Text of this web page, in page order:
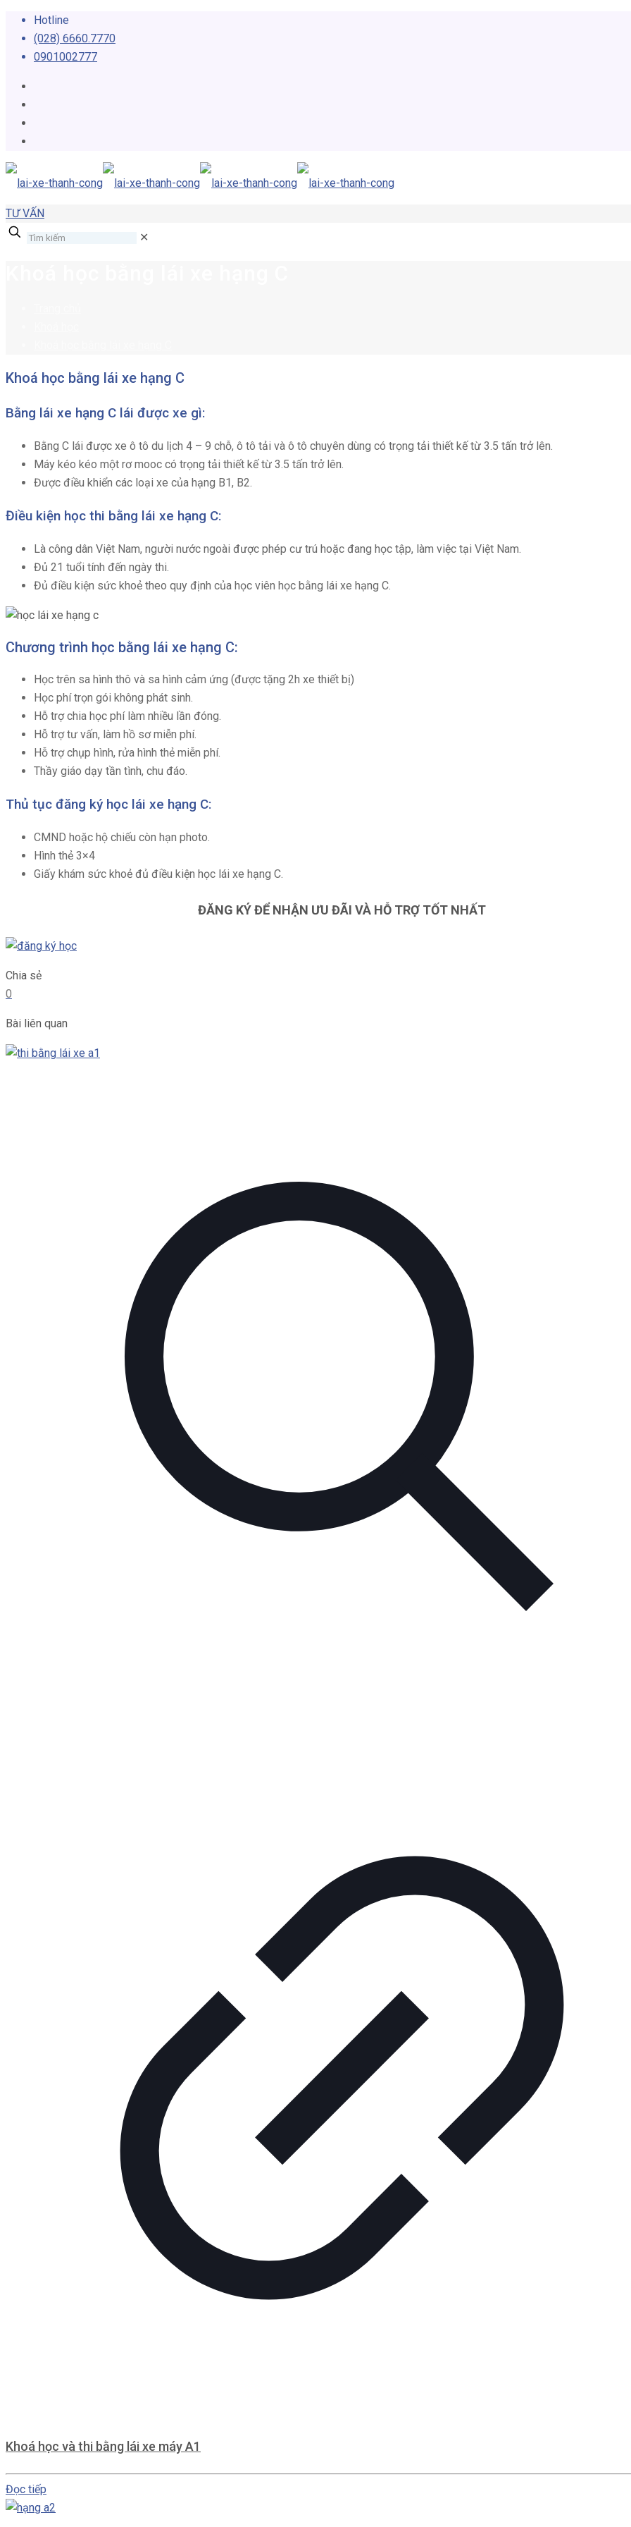
Hotline
(028) 6660.7770
0901002777
TƯ VẤN
✕
Khoá học bằng lái xe hạng C
Bằng lái xe hạng C lái được xe gì:
Bằng C lái được xe ô tô du lịch 4 – 9 chỗ, ô tô tải và ô tô chuyên dùng có trọng tải thiết kế từ 3.5 tấn trở lên.
Máy kéo kéo một rơ mooc có trọng tải thiết kế từ 3.5 tấn trở lên.
Được điều khiển các loại xe của hạng B1, B2.
Điều kiện học thi bằng lái xe hạng C:
Là công dân Việt Nam, người nước ngoài được phép cư trú hoặc đang học tập, làm việc tại Việt Nam.
Đủ 21 tuổi tính đến ngày thi.
Đủ điều kiện sức khoẻ theo quy định của học viên học bằng lái xe hạng C.
Chương trình học bằng lái xe hạng C:
Học trên sa hình thô và sa hình cảm ứng (được tặng 2h xe thiết bị)
Học phí trọn gói không phát sinh.
Hỗ trợ chia học phí làm nhiều lần đóng.
Hỗ trợ tư vấn, làm hồ sơ miễn phí.
Hỗ trợ chụp hình, rửa hình thẻ miễn phí.
Thầy giáo dạy tần tình, chu đáo.
Thủ tục đăng ký học lái xe hạng C:
CMND hoặc hộ chiếu còn hạn photo.
Hình thẻ 3×4
Giấy khám sức khoẻ đủ điều kiện học lái xe hạng C.
ĐĂNG KÝ ĐỂ NHẬN ƯU ĐÃI VÀ HỖ TRỢ TỐT NHẤT
Chia sẻ
0
Bài liên quan
Khoá học và thi bằng lái xe máy A1
Đọc tiếp